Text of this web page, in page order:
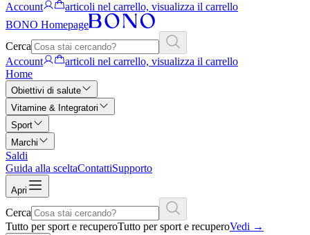
Account
articoli nel carrello, visualizza il carrello
BONO Homepage
Cerca
Account
articoli nel carrello, visualizza il carrello
Home
Obiettivi di salute
Vitamine & Integratori
Sport
Marchi
Saldi
Guida alla sceltaContattiSupporto
Apri
Cerca
Tutto per sport e recuperoTutto per sport e recuperoVedi →